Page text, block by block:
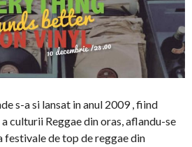
s-a si lansat in anul 2009 , fiind
culturii Reggae din oras, aflandu-se
de top de reggae din